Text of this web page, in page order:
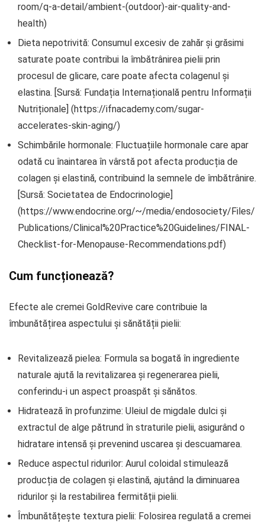
room/q-a-detail/ambient-(outdoor)-air-quality-and-
health)
Dieta nepotrivită: Consumul excesiv de zahăr și grăsimi
saturate poate contribui la îmbătrânirea pielii prin
procesul de glicare, care poate afecta colagenul și
elastina. [Sursă: Fundația Internațională pentru Informații
Nutriționale] (https://ifnacademy.com/sugar-
accelerates-skin-aging/)
Schimbările hormonale: Fluctuațiile hormonale care apar
odată cu înaintarea în vârstă pot afecta producția de
colagen și elastină, contribuind la semnele de îmbătrânire.
[Sursă: Societatea de Endocrinologie]
(https://www.endocrine.org/~/media/endosociety/Files/
Publications/Clinical%20Practice%20Guidelines/FINAL-
Checklist-for-Menopause-Recommendations.pdf)
Cum funcționează?
Efecte ale cremei GoldRevive care contribuie la
îmbunătățirea aspectului și sănătății pielii:
Revitalizează pielea: Formula sa bogată în ingrediente
naturale ajută la revitalizarea și regenerarea pielii,
conferindu-i un aspect proaspăt și sănătos.
Hidratează în profunzime: Uleiul de migdale dulci și
extractul de alge pătrund în straturile pielii, asigurând o
hidratare intensă și prevenind uscarea și descuamarea.
Reduce aspectul ridurilor: Aurul coloidal stimulează
producția de colagen și elastină, ajutând la diminuarea
ridurilor și la restabilirea fermității pielii.
Îmbunătățește textura pielii: Folosirea regulată a cremei